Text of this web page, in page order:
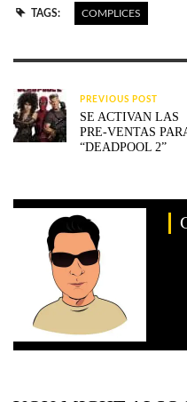
TAGS: COMPLICES
PREVIOUS POST
SE ACTIVAN LAS
PRE-VENTAS
“DEADPOOL 2”